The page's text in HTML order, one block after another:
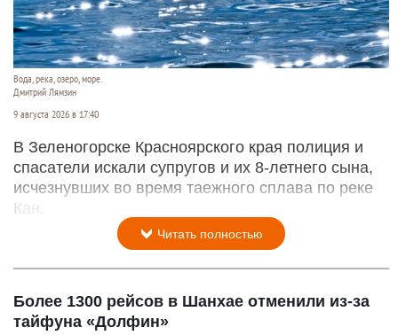
Вода, река, озеро, море.
Дмитрий Лямзин
9 августа 2026 в 17:40
В Зеленогорске Красноярского края полиция и
спасатели искали супругов и их 8-летнего сына,
исчезнувших во время таежного сплава по реке
Кан.
Читать полностью
Более 1300 рейсов в Шанхае отменили из-за
тайфуна «Долфин»